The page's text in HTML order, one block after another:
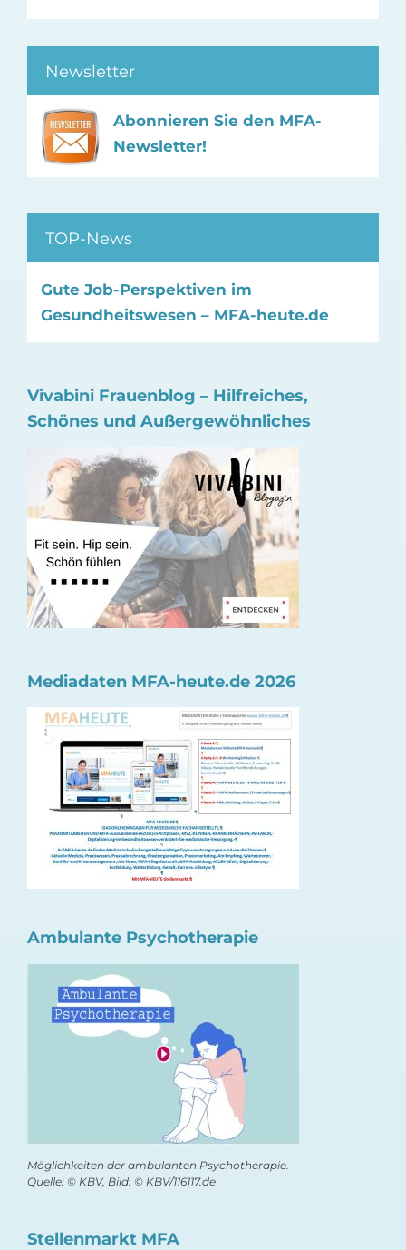
Newsletter
Abonnieren Sie den MFA-
Newsletter!
TOP-News
Gute Job-Perspektiven im
Gesundheitswesen – MFA-heute.de
Vivabini Frauenblog – Hilfreiches,
Schönes und Außergewöhnliches
Mediadaten MFA-heute.de 2026
Ambulante Psychotherapie
Möglichkeiten der ambulanten Psychotherapie.
Quelle: © KBV, Bild: © KBV/116117.de
Stellenmarkt MFA